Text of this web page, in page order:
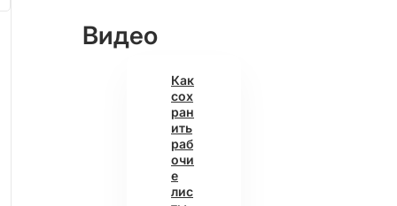
Видео
Как
сох
ран
ить
раб
очи
е
лис